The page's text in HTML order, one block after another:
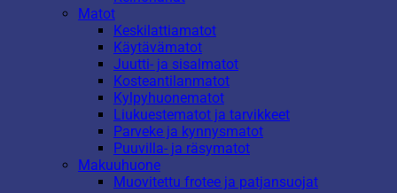
Matot
Keskilattiamatot
Käytävämatot
Juutti- ja sisalmatot
Kosteantilanmatot
Kylpyhuonematot
Liukuestematot ja tarvikkeet
Parveke ja kynnysmatot
Puuvilla- ja räsymatot
Makuuhuone
Muovitettu frotee ja patjansuojat